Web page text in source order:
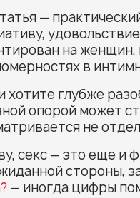
—
на женщин,
в
хотите глубже
опорой может
не
секс — это еще и
стороны,
— иногда цифры